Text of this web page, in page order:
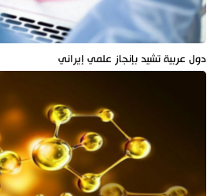
دول عربية تشيد بإنجاز علمي إيراني